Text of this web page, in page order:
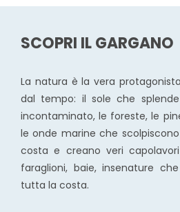
SCOPRI IL GARGANO
La natura è la vera
dal tempo: il sole che
incontaminato, le foreste, le
le onde marine che
costa e creano veri
faraglioni, baie, insenature
tutta la costa.